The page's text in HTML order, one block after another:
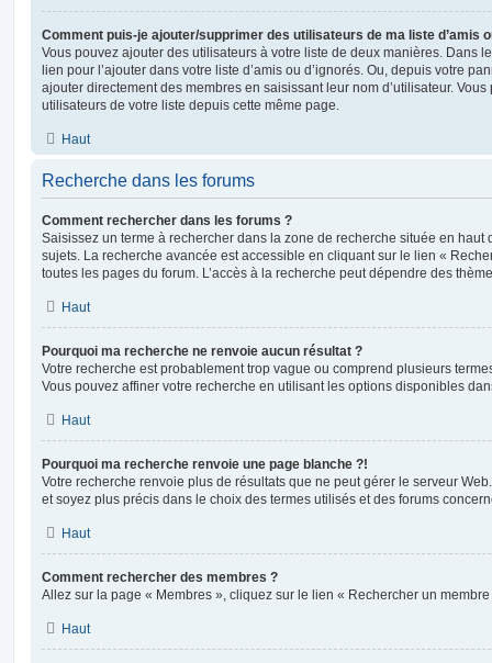
Comment puis-je ajouter/supprimer des utilisateurs de ma liste d’amis
Vous pouvez ajouter des utilisateurs à votre liste de deux manières. Dans
lien pour l’ajouter dans votre liste d’amis ou d’ignorés. Ou, depuis votre
ajouter directement des membres en saisissant leur nom d’utilisateur.
utilisateurs de votre liste depuis cette même page.
Haut
Recherche dans les forums
Comment rechercher dans les forums ?
Saisissez un terme à rechercher dans la zone de recherche située en haut
sujets. La recherche avancée est accessible en cliquant sur le lien «
toutes les pages du forum. L’accès à la recherche peut dépendre des
Haut
Pourquoi ma recherche ne renvoie aucun résultat ?
Votre recherche est probablement trop vague ou comprend plusieurs
Vous pouvez affiner votre recherche en utilisant les options disponibles
Haut
Pourquoi ma recherche renvoie une page blanche ?!
Votre recherche renvoie plus de résultats que ne peut gérer le serveur
et soyez plus précis dans le choix des termes utilisés et des forums
Haut
Comment rechercher des membres ?
Allez sur la page « Membres », cliquez sur le lien « Rechercher un membre
Haut